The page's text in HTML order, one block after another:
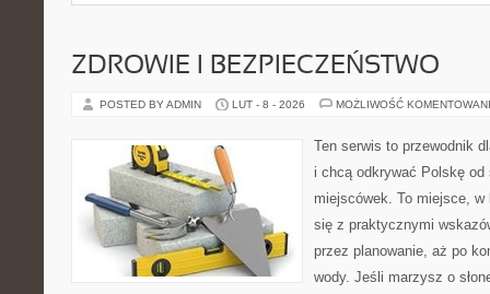
ZDROWIE I BEZPIECZEŃSTWO
POSTED BY ADMIN LUT - 8 - 2026 MOŻLIWOŚĆ
Ten serwis to przewodnik
i chcą odkrywać Polskę
miejscówek. To miejsce,
się z praktycznymi
przez planowanie, aż po
wody. Jeśli marzysz o